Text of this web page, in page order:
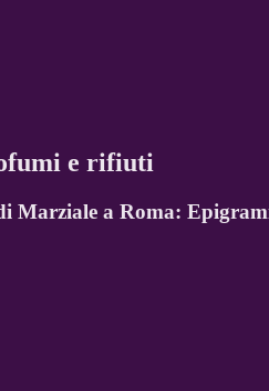
e rifiuti
Marziale a Roma: